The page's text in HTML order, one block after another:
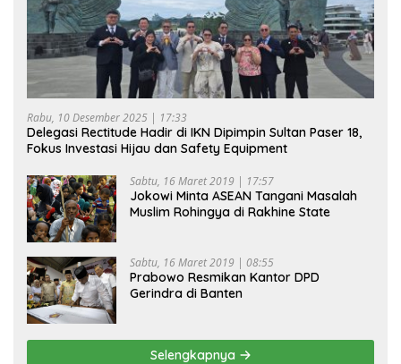
Rabu, 10 Desember 2025 | 17:33
Delegasi Rectitude Hadir di IKN Dipimpin Sultan Paser 18,
Fokus Investasi Hijau dan Safety Equipment
Sabtu, 16 Maret 2019 | 17:57
Jokowi Minta ASEAN Tangani Masalah
Muslim Rohingya di Rakhine State
Sabtu, 16 Maret 2019 | 08:55
Prabowo Resmikan Kantor DPD
Gerindra di Banten
Selengkapnya